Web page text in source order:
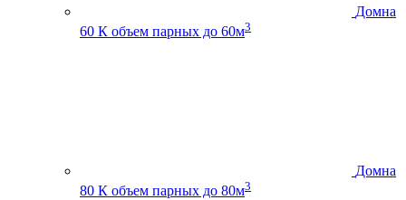
Домна
60 К объем парных до 60м3
Домна
80 К объем парных до 80м3